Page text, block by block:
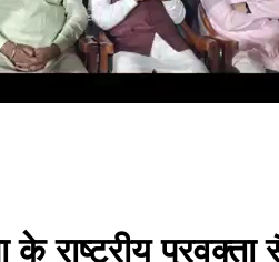
के राष्ट्रीय